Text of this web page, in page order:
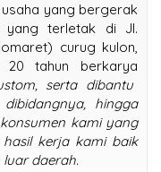
usaha yang bergerak
yang terletak di Jl.
curug kulon,
tahun berkarya
serta dibantu
hingga
kami yang
kerja kami baik
daerah.